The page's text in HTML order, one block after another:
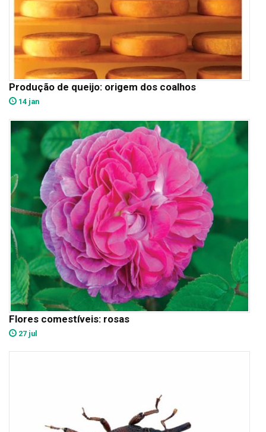
Produção de queijo: origem dos coalhos
14 jan
Flores comestíveis: rosas
27 jul